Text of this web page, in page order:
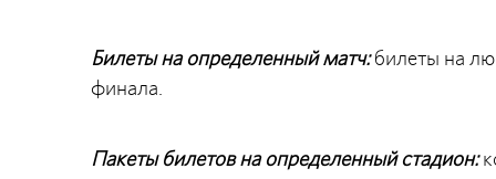
Билеты на определенный матч:билеты на
финала.
Пакеты билетов на определенный стадион: